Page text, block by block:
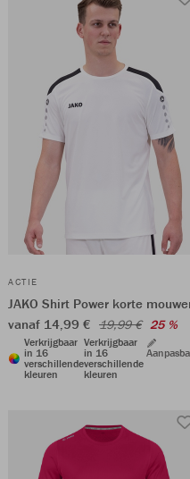
ACTIE
JAKO Shirt Power korte
vanaf 14,99 € 19,99 € 25 %
Verkrijgbaar
in 16
verschillende
kleuren
Verkrijgbaar
in 16
verschillende
kleuren